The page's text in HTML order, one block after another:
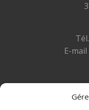
E-mail